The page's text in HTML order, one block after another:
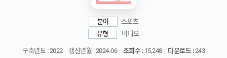
분야
스포츠
유형
비디오
구축년도 : 2022 갱신년월 : 2024-06 조회수 :15,248 다운로드 :243